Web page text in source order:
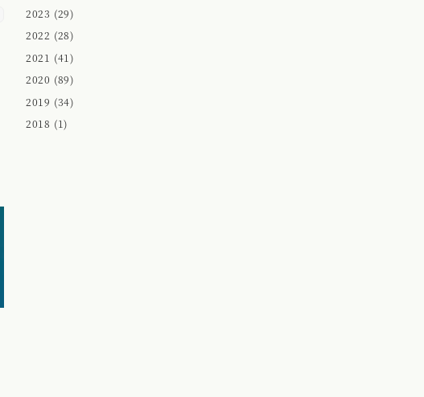
2023 (29)
2022 (28)
2021 (41)
2020 (89)
2019 (34)
2018 (1)